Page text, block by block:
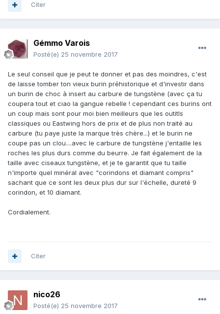
Citer
Gémmo Varois
Posté(e) 25 novembre 2017
Le seul conseil que je peut te donner et pas des moindres, c'est
de laisse tomber ton vieux burin préhistorique et d'investir dans
un burin de choc à insert au carbure de tungstène (avec ça tu
coupera tout et ciao la gangue rebelle ! cependant ces burins ont
un coup mais sont pour moi bien meilleurs que les outitls
classiques ou Eastwing hors de prix et de plus non traité au
carbure (tu paye juste la marque très chère...) et le burin ne
coupe pas un clou....avec le carbure de tungstène j'entaille les
roches les plus durs comme du beurre. Je fait également de la
taille avec ciseaux tungstène, et je te garantit que tu taille
n'importe quel minéral avec "corindons et diamant compris"
sachant que ce sont les deux plus dur sur l'échelle, dureté 9
corindon, et 10 diamant.
Cordialement.
Citer
nico26
Posté(e) 25 novembre 2017